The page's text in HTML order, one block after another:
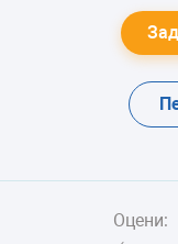
ХЛАДАГЕНТ
Оцени: